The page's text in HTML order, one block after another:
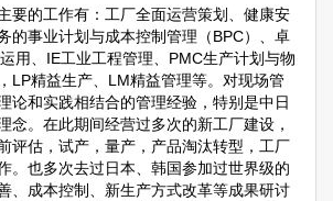
要的工作有：工厂全面运营策划、健康安
的事业计划与成本控制管理（BPC）、卓
用、IE工业工程管理、PMC生产计划与物
LP精益生产、LM精益管理等。对现场管
论和实践相结合的管理经验，特别是中日
念。在此期间经营过多次的新工厂建设，
评估，试产，量产，产品淘汰转型，工厂
。也多次去过日本、韩国参加过世界级的
、成本控制、新生产方式改革等成果研讨